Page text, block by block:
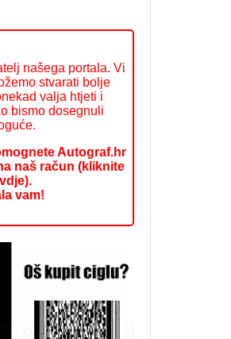
našega portala. Vi
stvarati bolje
valja htjeti i
bismo dosegnuli
Autograf.hr
naš račun (kliknite
vam!